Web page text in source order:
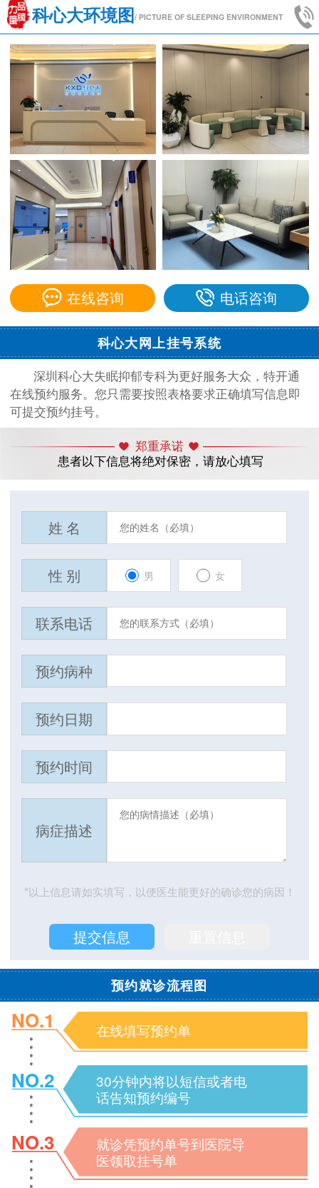
科心大环境图/ PICTURE OF SLEEPING ENVIRONMENT
在线咨询 电话咨询
科心大网上挂号系统
深圳科心大失眠抑郁专科为更好服务大众，特开通
在线预约服务。您只需要按照表格要求正确填写信息即
可提交预约挂号。
郑重承诺
患者以下信息将绝对保密，请放心填写
姓 名
性 别 男 女
联系电话
预约病种
预约日期
预约时间
病症描述
*以上信息请如实填写，以便医生能更好的确诊您的病因！
预约就诊流程图
NO.1 在线填写预约单
NO.2
30分钟内将以短信或者电
话告知预约编号
NO.3
就诊凭预约单号到医院导
医领取挂号单